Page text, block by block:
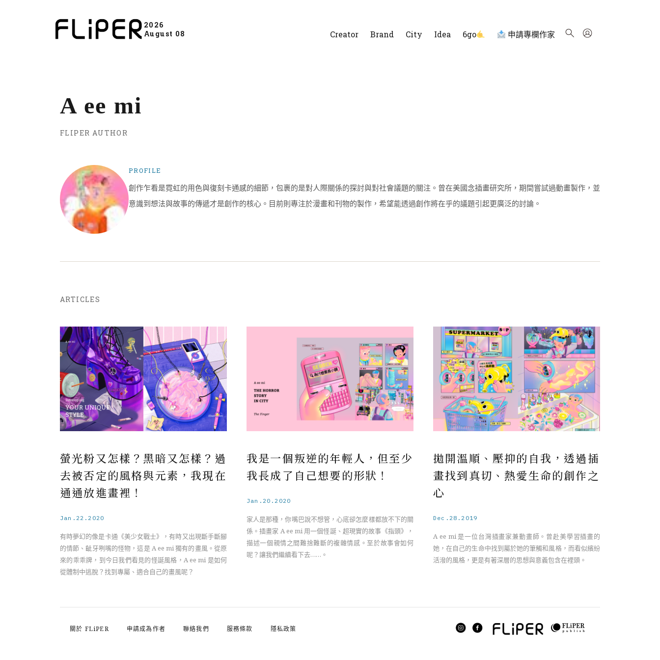
2026
August 08
Creator Brand City Idea 6go 申請專欄作家
A ee mi
FLIPER AUTHOR
PROFILE
創作乍看是霓虹的用色與復刻卡通感的細節，包裹的是對人際關係的探討與對社會議題的關注。曾在美國念插畫研究所，期間嘗試過動畫製作，並
意識到想法與故事的傳遞才是創作的核心。目前則專注於漫畫和刊物的製作，希望能透過創作將在乎的議題引起更廣泛的討論。
ARTICLES
螢光粉又怎樣？黑暗又怎樣？過
去被否定的風格與元素，我現在
通通放進畫裡！
Jan.22.2020
有時夢幻的像是卡通《美少女戰士》，有時又出現斷手斷腳
的情節、齜牙咧嘴的怪物，這是 A ee mi 獨有的畫風。從原
來的乖乖牌，到今日我們看見的怪誕風格，A ee mi 是如何
從體制中逃脫？找到專屬、適合自己的畫風呢？
我是一個叛逆的年輕人，但至少
我長成了自己想要的形狀！
Jan.20.2020
家人是那種，你嘴巴說不想管，心底卻怎麼樣都放不下的關
係。插畫家 A ee mi 用一個怪誕、超現實的故事《指頭》，
描述一個親情之間難捨難斷的複雜情感。至於故事會如何
呢？讓我們繼續看下去……。
拋開溫順、壓抑的自我，透過插
畫找到真切、熱愛生命的創作之
心
Dec.28.2019
A ee mi 是一位台灣插畫家兼動畫師。曾赴美學習插畫的
她，在自己的生命中找到屬於她的筆觸和風格，而看似繽紛
活潑的風格，更是有著深層的思想與意義包含在裡頭。
關於 FLiPER 申請成為作者 聯絡我們 服務條款 隱私政策